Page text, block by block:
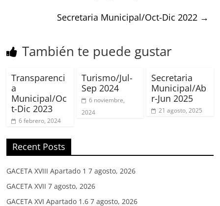
Secretaria Municipal/Oct-Dic 2022 →
También te puede gustar
Transparenci
a
Municipal/Oc
t-Dic 2023
6 febrero, 2024
Turismo/Jul-
Sep 2024
6 noviembre,
2024
Secretaria
Municipal/Ab
r-Jun 2025
21 agosto, 2025
Recent Posts
GACETA XVIII Apartado 1 7 agosto, 2026
GACETA XVII 7 agosto, 2026
GACETA XVI Apartado 1.6 7 agosto, 2026